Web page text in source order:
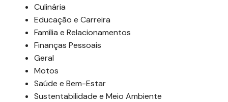
Culinária
Educação e Carreira
Família e Relacionamentos
Finanças Pessoais
Geral
Motos
Saúde e Bem-Estar
Sustentabilidade e Meio Ambiente